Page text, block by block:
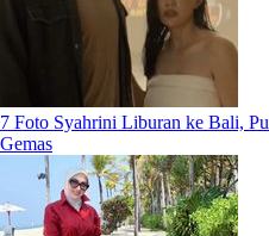
7 Foto Syahrini Liburan ke Bali,
Gemas